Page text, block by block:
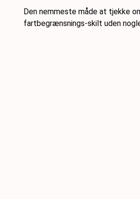
Den nemmeste måde at tjekke
fartbegrænsnings-skilt uden